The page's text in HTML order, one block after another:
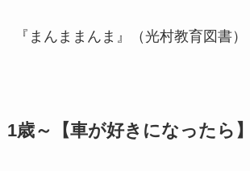
『まんままんま』（光村教育図書）
1歳～【車が好きになったら】